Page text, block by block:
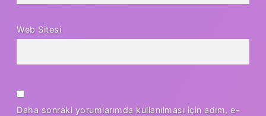
Web Sitesi
Daha sonraki yorumlarımda kullanılması için adım, e-